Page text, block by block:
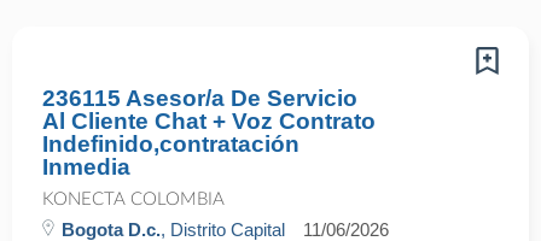
236115 Asesor/a De Servicio
Al Cliente Chat + Voz Contrato
Indefinido,contratación
Inmedia
KONECTA COLOMBIA
Bogota D.c., Distrito Capital 11/06/2026